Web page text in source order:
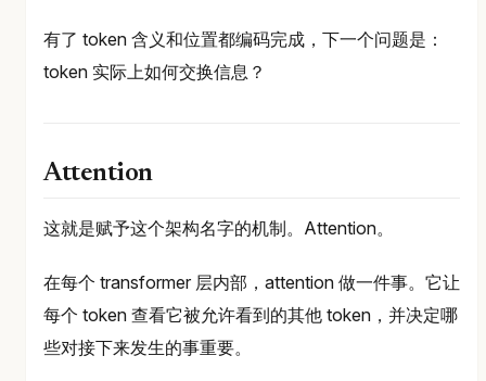
有了 token 含义和位置都编码完成，下一个问题是：
token 实际上如何交换信息？
Attention
这就是赋予这个架构名字的机制。Attention。
在每个 transformer 层内部，attention 做一件事。它让
每个 token 查看它被允许看到的其他 token，并决定哪
些对接下来发生的事重要。